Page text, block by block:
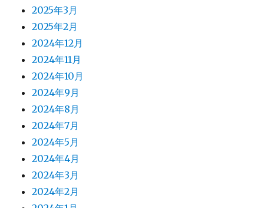
2025年3月
2025年2月
2024年12月
2024年11月
2024年10月
2024年9月
2024年8月
2024年7月
2024年5月
2024年4月
2024年3月
2024年2月